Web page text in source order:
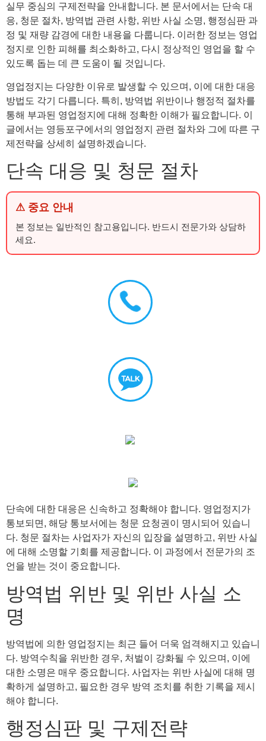
실무 중심의 구제전략을 안내합니다. 본 문서에서는 단속 대
응, 청문 절차, 방역법 관련 사항, 위반 사실 소명, 행정심판 과
정 및 재량 감경에 대한 내용을 다룹니다. 이러한 정보는 영업
정지로 인한 피해를 최소화하고, 다시 정상적인 영업을 할 수
있도록 돕는 데 큰 도움이 될 것입니다.
영업정지는 다양한 이유로 발생할 수 있으며, 이에 대한 대응
방법도 각기 다릅니다. 특히, 방역법 위반이나 행정적 절차를
통해 부과된 영업정지에 대해 정확한 이해가 필요합니다. 이
글에서는 영등포구에서의 영업정지 관련 절차와 그에 따른 구
제전략을 상세히 설명하겠습니다.
단속 대응 및 청문 절차
⚠ 중요 안내
본 정보는 일반적인 참고용입니다. 반드시 전문가와 상담하
세요.
단속에 대한 대응은 신속하고 정확해야 합니다. 영업정지가
통보되면, 해당 통보서에는 청문 요청권이 명시되어 있습니
다. 청문 절차는 사업자가 자신의 입장을 설명하고, 위반 사실
에 대해 소명할 기회를 제공합니다. 이 과정에서 전문가의 조
언을 받는 것이 중요합니다.
방역법 위반 및 위반 사실 소
명
방역법에 의한 영업정지는 최근 들어 더욱 엄격해지고 있습니
다. 방역수칙을 위반한 경우, 처벌이 강화될 수 있으며, 이에
대한 소명은 매우 중요합니다. 사업자는 위반 사실에 대해 명
확하게 설명하고, 필요한 경우 방역 조치를 취한 기록을 제시
해야 합니다.
행정심판 및 구제전략